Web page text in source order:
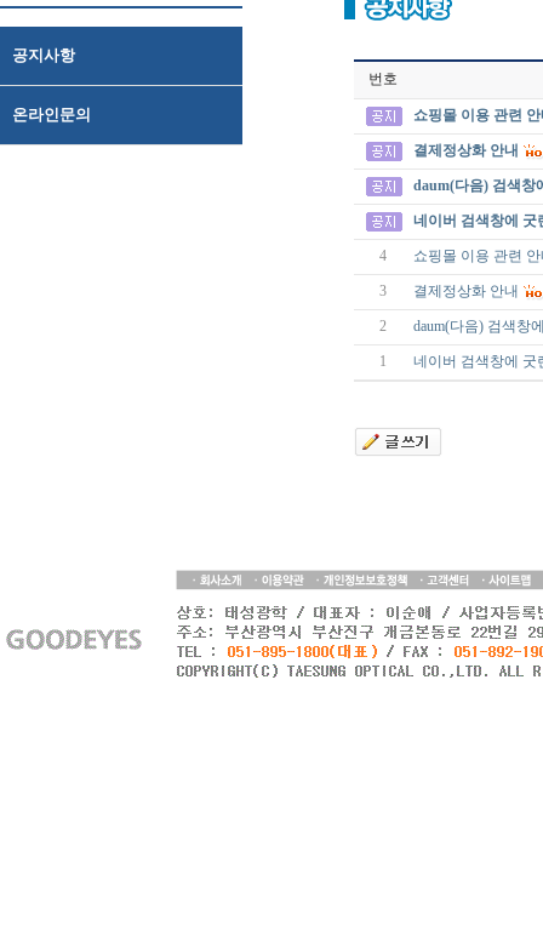
공지사항
온라인문의
번호
쇼핑몰 이용 관련
결제정상화 안내
daum(다음) 검색창
네이버 검색창에 굿
4 쇼핑몰 이용 관련
3 결제정상화 안내
2 daum(다음) 검색창
1 네이버 검색창에 굿